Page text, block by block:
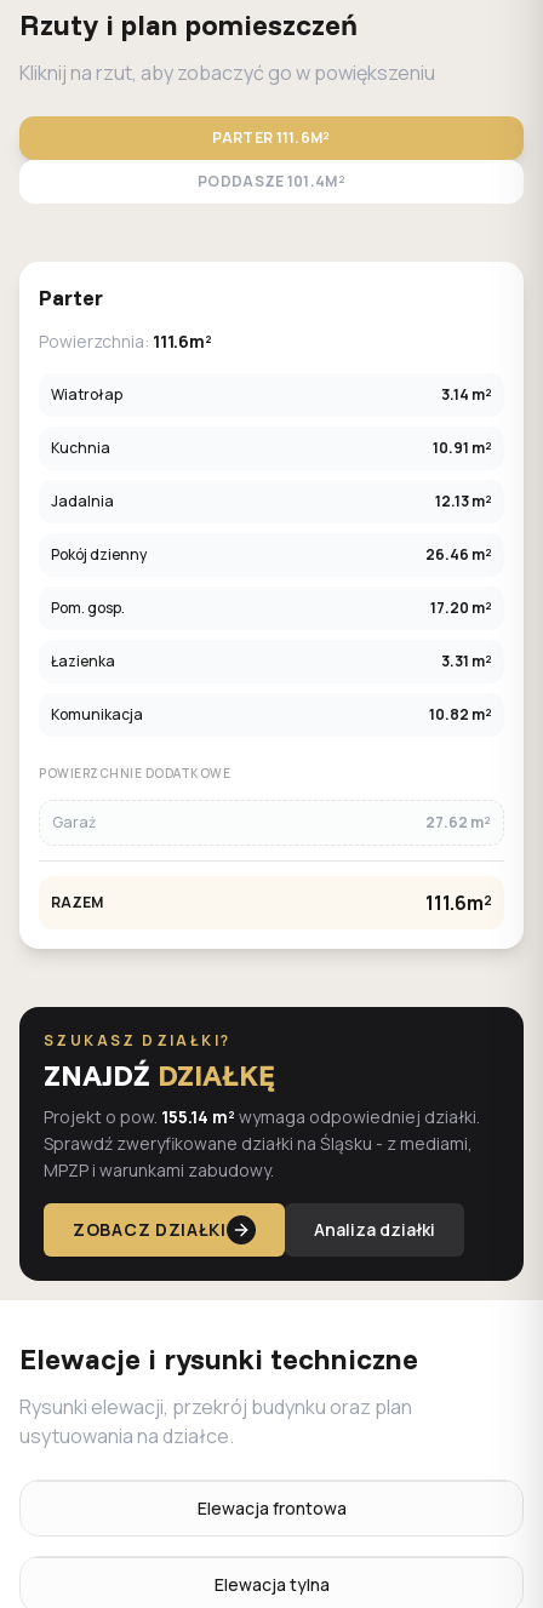
Rzuty i plan pomieszczeń
Kliknij na rzut, aby zobaczyć go w powiększeniu
PARTER111.6M²
PODDASZE101.4M²
Parter
Powierzchnia: 111.6m²
Wiatrołap 3.14 m²
Kuchnia 10.91 m²
Jadalnia 12.13 m²
Pokój dzienny 26.46 m²
Pom. gosp. 17.20 m²
Łazienka 3.31 m²
Komunikacja 10.82 m²
POWIERZCHNIE DODATKOWE
Garaż 27.62 m²
RAZEM 111.6m²
SZUKASZ DZIAŁKI?
ZNAJDŹ DZIAŁKĘ
Projekt o pow. 155.14 m² wymaga odpowiedniej działki.
Sprawdź zweryfikowane działki na Śląsku - z mediami,
MPZP i warunkami zabudowy.
ZOBACZ DZIAŁKI Analiza działki
Elewacje i rysunki techniczne
Rysunki elewacji, przekrój budynku oraz plan
usytuowania na działce.
Elewacja frontowa
Elewacja tylna